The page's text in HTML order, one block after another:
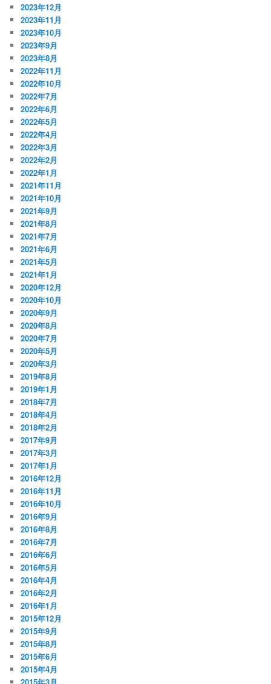
2023年12月
2023年11月
2023年10月
2023年9月
2023年8月
2022年11月
2022年10月
2022年7月
2022年6月
2022年5月
2022年4月
2022年3月
2022年2月
2022年1月
2021年11月
2021年10月
2021年9月
2021年8月
2021年7月
2021年6月
2021年5月
2021年1月
2020年12月
2020年10月
2020年9月
2020年8月
2020年7月
2020年5月
2020年3月
2019年8月
2019年1月
2018年7月
2018年4月
2018年2月
2017年9月
2017年3月
2017年1月
2016年12月
2016年11月
2016年10月
2016年9月
2016年8月
2016年7月
2016年6月
2016年5月
2016年4月
2016年2月
2016年1月
2015年12月
2015年9月
2015年8月
2015年6月
2015年4月